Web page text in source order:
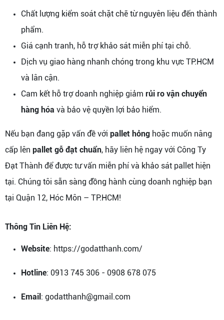
Chất lượng kiểm soát chặt chẽ từ nguyên liệu đến thành
phẩm.
Giá cạnh tranh, hỗ trợ khảo sát miễn phí tại chỗ.
Dịch vụ giao hàng nhanh chóng trong khu vực TP.HCM
và lân cận.
Cam kết hỗ trợ doanh nghiệp giảm rủi ro vận chuyển
hàng hóa và bảo vệ quyền lợi bảo hiểm.
Nếu bạn đang gặp vấn đề với pallet hỏng hoặc muốn nâng
cấp lên pallet gỗ đạt chuẩn, hãy liên hệ ngay với Công Ty
Đạt Thành để được tư vấn miễn phí và khảo sát pallet hiện
tại. Chúng tôi sẵn sàng đồng hành cùng doanh nghiệp bạn
tại Quận 12, Hóc Môn – TP.HCM!
Thông Tin Liên Hệ:
Website: https://godatthanh.com/
Hotline: 0913 745 306 - 0908 678 075
Email : godatthanh@gmail.com